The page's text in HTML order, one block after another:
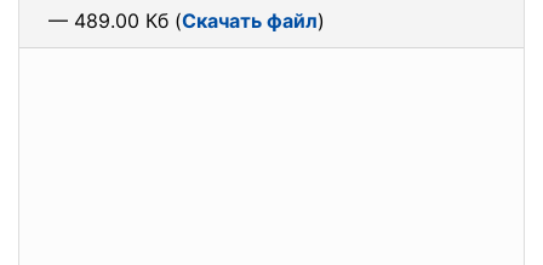
— 489.00 Кб (Скачать файл)